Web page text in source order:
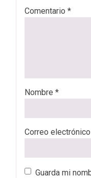
Comentario *
Nombre *
Correo electrónico
Guarda mi